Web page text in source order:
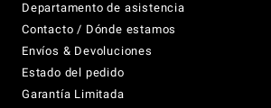
Departamento de asistencia
Contacto / Dónde estamos
Envíos & Devoluciones
Estado del pedido
Garantía Limitada